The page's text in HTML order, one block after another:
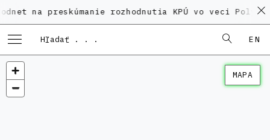
preskúmanie rozhodnutia KPÚ vo veci
EN
MAPA